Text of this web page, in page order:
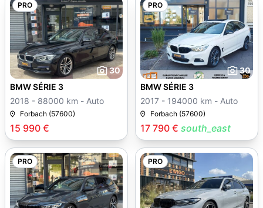
PRO
30
15 990 €
BMW SÉRIE 3
2018 - 88000 km - Auto
Forbach (57600)
PRO
30
17 790 € south_east
BMW SÉRIE 3
2017 - 194000 km - Auto
Forbach (57600)
PRO PRO